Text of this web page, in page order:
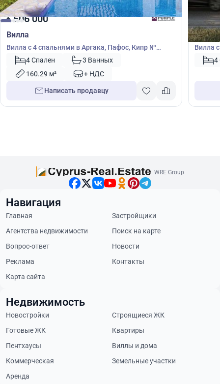
€506 000
Вилла
Вилла с 4 спальнями в Аргака, Пафос, Кипр №
378734 Спален
3 Ванных
160.29 м²
+ НДС
Написать продавцу
€645
Вилла
Вилла
№
4
WRE Group
Навигация
Главная
Застройщики
Агентства недвижимости
Поиск на карте
Вопрос-ответ
Новости
Реклама
Контакты
Карта сайта
Недвижимость
Новостройки
Строящиеся ЖК
Готовые ЖК
Квартиры
Пентхаусы
Виллы и дома
Коммерческая
Земельные участки
Аренда